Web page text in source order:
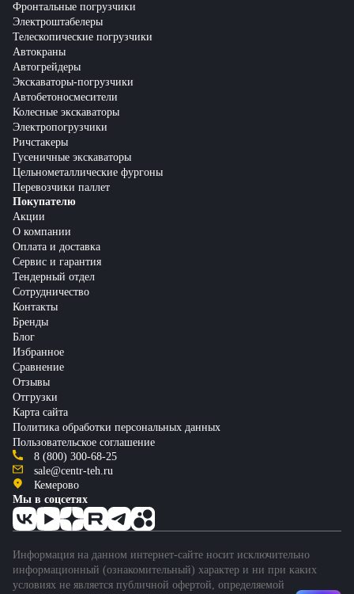
Фронтальные погрузчики
Электроштабелеры
Телескопические погрузчики
Автокраны
Автогрейдеры
Экскаваторы-погрузчики
Автобетоносмесители
Колесные экскаваторы
Электропогрузчики
Ричстакеры
Гусеничные экскаваторы
Цельнометаллические фургоны
Перевозчики паллет
Покупателю
Акции
О компании
Оплата и доставка
Сервис и гарантия
Тендерный отдел
Сотрудничество
Контакты
Бренды
Блог
Избранное
Сравнение
Отзывы
Отгрузки
Карта сайта
Политика обработки персональных данных
Пользовательское соглашение
8 (800) 300-68-25
sale@centr-teh.ru
Кемерово
Мы в соцсетях
Информация на данном интернет-сайте носит исключительно
информационный (ознакомительный) характер и ни при каких
условиях не является публичной офертой, определяемой